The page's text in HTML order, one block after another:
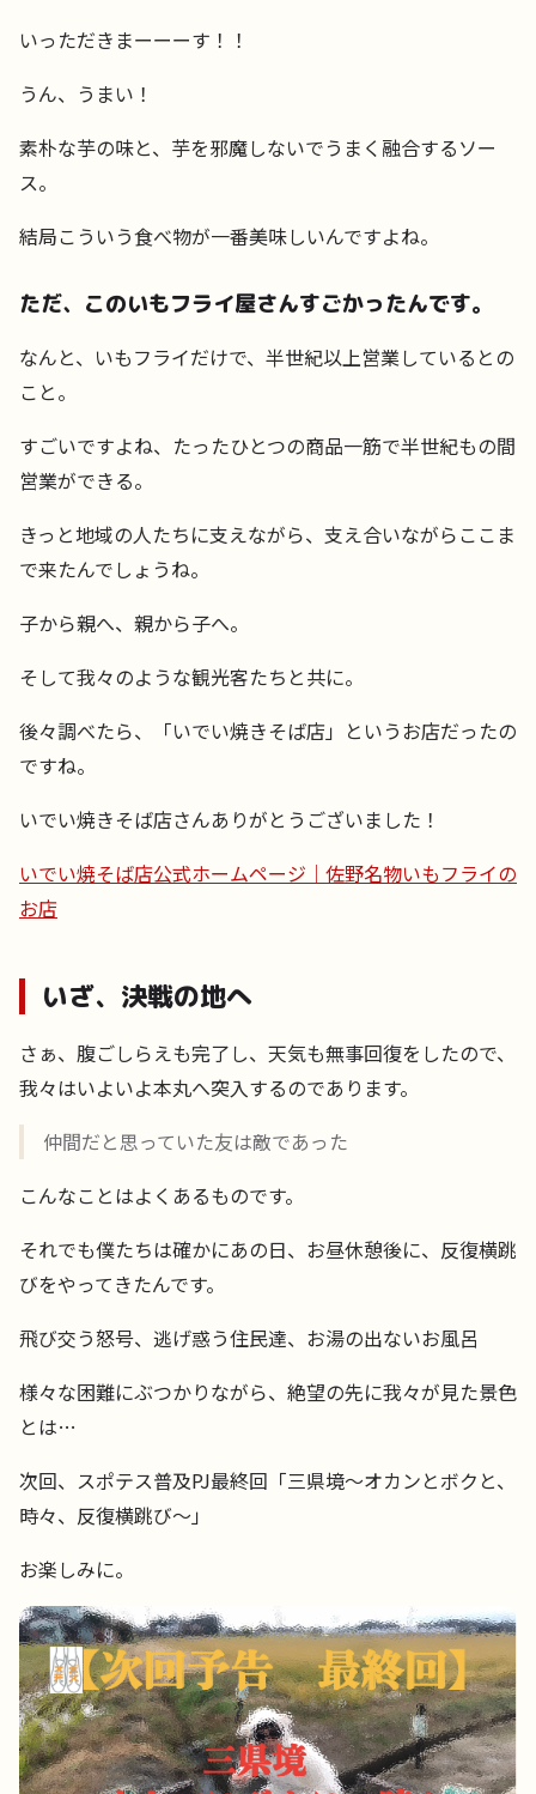
いっただきまーーーす！！
うん、うまい！
素朴な芋の味と、芋を邪魔しないでうまく融合するソー
ス。
結局こういう食べ物が一番美味しいんですよね。
ただ、このいもフライ屋さんすごかったんです。
なんと、いもフライだけで、半世紀以上営業しているとの
こと。
すごいですよね、たったひとつの商品一筋で半世紀もの間
営業ができる。
きっと地域の人たちに支えながら、支え合いながらここま
で来たんでしょうね。
子から親へ、親から子へ。
そして我々のような観光客たちと共に。
後々調べたら、「いでい焼きそば店」というお店だったの
ですね。
いでい焼きそば店さんありがとうございました！
いでい焼そば店公式ホームページ｜佐野名物いもフライの
お店
いざ、決戦の地へ
さぁ、腹ごしらえも完了し、天気も無事回復をしたので、
我々はいよいよ本丸へ突入するのであります。
仲間だと思っていた友は敵であった
こんなことはよくあるものです。
それでも僕たちは確かにあの日、お昼休憩後に、反復横跳
びをやってきたんです。
飛び交う怒号、逃げ惑う住民達、お湯の出ないお風呂
様々な困難にぶつかりながら、絶望の先に我々が見た景色
とは…
次回、スポテス普及PJ最終回「三県境〜オカンとボクと、
時々、反復横跳び〜」
お楽しみに。